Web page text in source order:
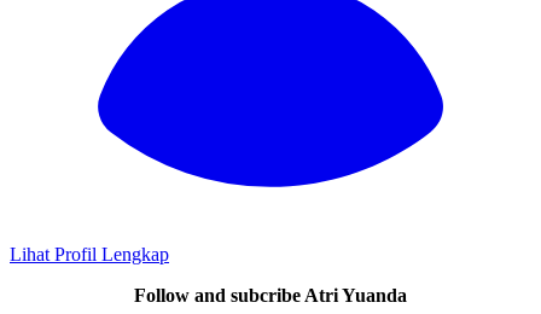
Lihat Profil Lengkap
Follow and subcribe Atri Yuanda